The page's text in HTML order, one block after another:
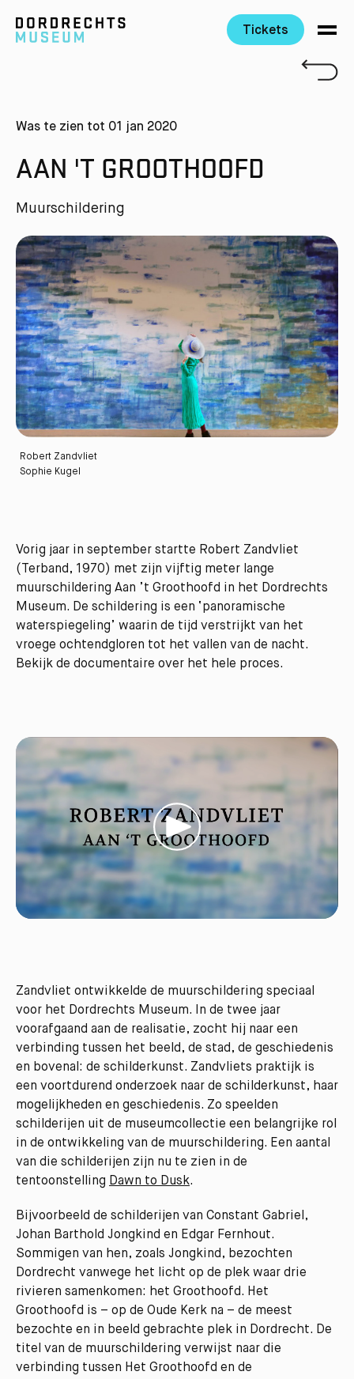
Tickets
Was te zien tot 01 jan 2020
AAN 'T GROOTHOOFD
Muurschildering
Robert Zandvliet
Sophie Kugel
Vorig jaar in september startte Robert Zandvliet
(Terband, 1970) met zijn vijftig meter lange
muurschildering Aan ’t Groothoofd in het Dordrechts
Museum. De schildering is een ‘panoramische
waterspiegeling’ waarin de tijd verstrijkt van het
vroege ochtendgloren tot het vallen van de nacht.
Bekijk de documentaire over het hele proces.
Zandvliet ontwikkelde de muurschildering speciaal
voor het Dordrechts Museum. In de twee jaar
voorafgaand aan de realisatie, zocht hij naar een
verbinding tussen het beeld, de stad, de geschiedenis
en bovenal: de schilderkunst. Zandvliets praktijk is
een voortdurend onderzoek naar de schilderkunst, haar
mogelijkheden en geschiedenis. Zo speelden
schilderijen uit de museumcollectie een belangrijke rol
in de ontwikkeling van de muurschildering. Een aantal
van die schilderijen zijn nu te zien in de
tentoonstelling Dawn to Dusk.
Bijvoorbeeld de schilderijen van Constant Gabriel,
Johan Barthold Jongkind en Edgar Fernhout.
Sommigen van hen, zoals Jongkind, bezochten
Dordrecht vanwege het licht op de plek waar drie
rivieren samenkomen: het Groothoofd. Het
Groothoofd is – op de Oude Kerk na – de meest
bezochte en in beeld gebrachte plek in Dordrecht. De
titel van de muurschildering verwijst naar die
verbinding tussen Het Groothoofd en de